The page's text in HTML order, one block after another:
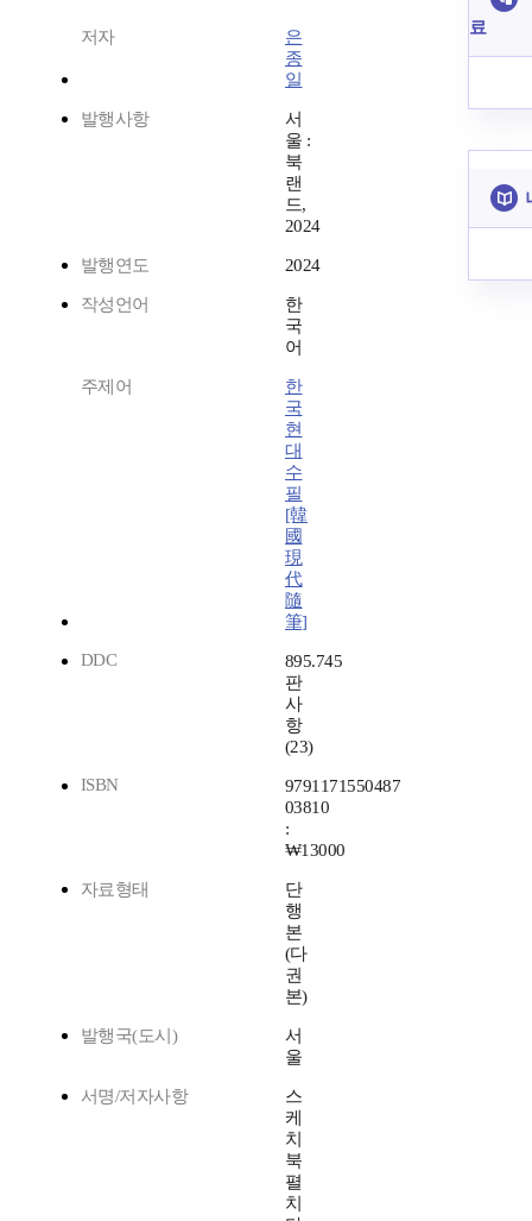
저자
은
종
일
발행사항
서
울 :
북
랜
드,
2024
발행연도 2024
작성언어
한
국
어
주제어
한
국
현
대
수
필
[韓
國
現
代
隨
筆]
DDC
895.745
판
사
항
(23)
ISBN
9791171550487
03810
:
₩13000
자료형태
단
행
본
(다
권
본)
발행국(도시)
서
울
서명/저자사항
스
케
치
북
펼
치
료